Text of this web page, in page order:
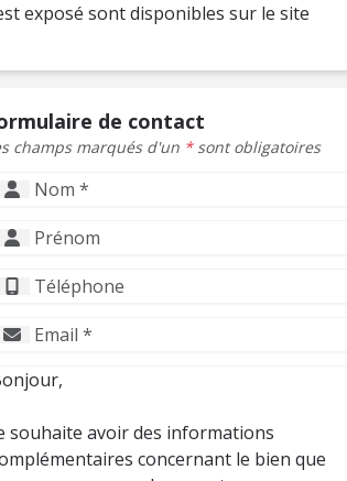
exposé sont disponibles sur le site
de contact
champs marqués d'un *sont obligatoires